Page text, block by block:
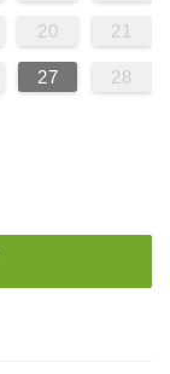
20 21
27 28